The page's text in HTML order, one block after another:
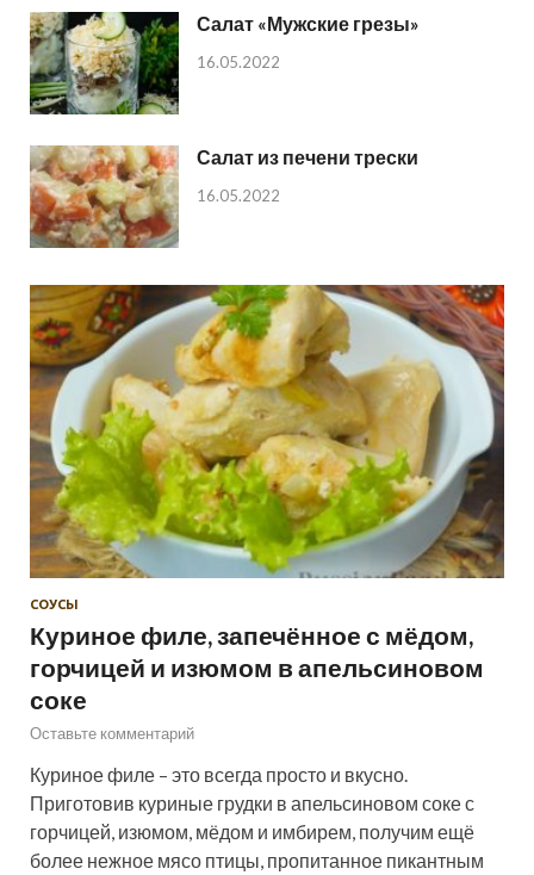
Салат «Мужские грезы»
16.05.2022
Салат из печени трески
16.05.2022
СОУСЫ
Куриное филе, запечённое с мёдом,
горчицей и изюмом в апельсиновом
соке
Оставьте комментарий
Куриное филе – это всегда просто и вкусно.
Приготовив куриные грудки в апельсиновом соке с
горчицей, изюмом, мёдом и имбирем, получим ещё
более нежное мясо птицы, пропитанное пикантным